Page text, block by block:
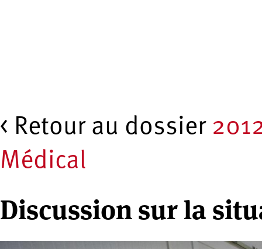
< Retour au dossier
Médical
Discussion sur la